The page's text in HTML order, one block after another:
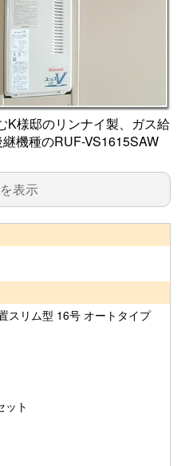
K様邸のリンナイ製、ガス給
機種のRUF-VS1615SAW
表示
スリム型 16号 オートタイプ
ット